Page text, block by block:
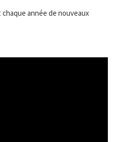
année de nouveaux